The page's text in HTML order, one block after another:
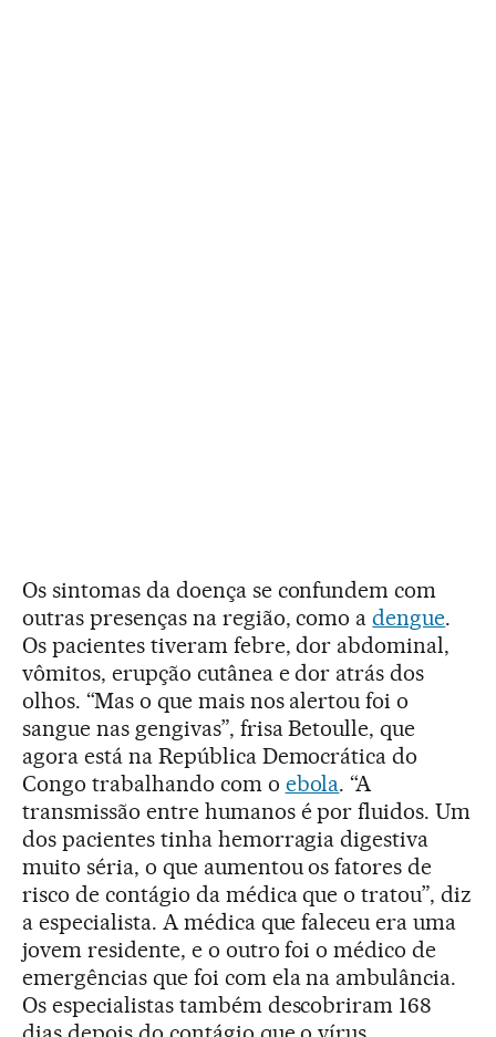
Os sintomas da doença se confundem com
outras presenças na região, como adengue.
Os pacientes tiveram febre, dor abdominal,
vômitos, erupção cutânea e dor atrás dos
olhos. “Mas o que mais nos alertou foi o
sangue nas gengivas”, frisa Betoulle, que
agora está na República Democrática do
Congo trabalhando com o ebola. “A
transmissão entre humanos é por fluidos. Um
dos pacientes tinha hemorragia digestiva
muito séria, o que aumentou os fatores de
risco de contágio da médica que o tratou”, diz
a especialista. A médica que faleceu era uma
jovem residente, e o outro foi o médico de
emergências que foi com ela na ambulância.
Os especialistas também descobriram 168